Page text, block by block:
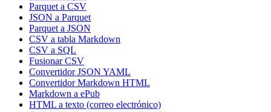
Parquet a CSV
JSON a Parquet
Parquet a JSON
CSV a tabla Markdown
CSV a SQL
Fusionar CSV
Convertidor JSON YAML
Convertidor Markdown HTML
Markdown a ePub
HTML a texto (correo electrónico)